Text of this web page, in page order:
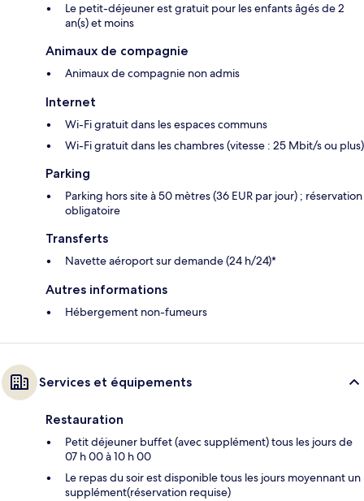
Le petit-déjeuner est gratuit pour les enfants âgés de 2
an(s) et moins
Animaux de compagnie
Animaux de compagnie non admis
Internet
Wi-Fi gratuit dans les espaces communs
Wi-Fi gratuit dans les chambres (vitesse : 25 Mbit/s ou plus)
Parking
Parking hors site à 50 mètres (36 EUR par jour) ; réservation
obligatoire
Transferts
Navette aéroport sur demande (24 h/24)*
Autres informations
Hébergement non-fumeurs
Services et équipements
Restauration
Petit déjeuner buffet (avec supplément) tous les jours de
07 h 00 à 10 h 00
Le repas du soir est disponible tous les jours moyennant un
supplément(réservation requise)